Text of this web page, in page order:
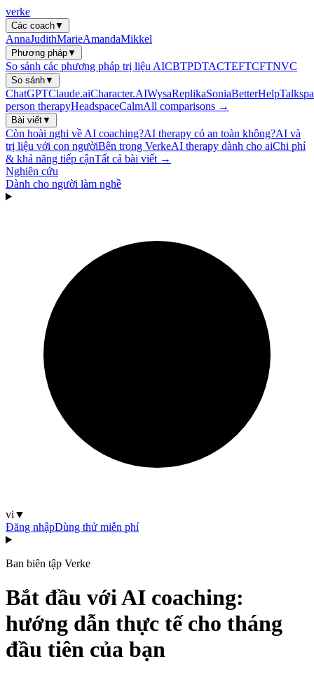
verke
Các coach▼
AnnaJudithMarieAmandaMikkel
Phương pháp▼
So sánh các phương pháp trị liệu AICBTPDTACTEFTCFTNVC
So sánh▼
ChatGPTClaude.aiCharacter.AIWysaReplikaSoniaBetterHelp
person therapyHeadspaceCalmAll comparisons →
Bài viết▼
Còn hoài nghi về AI coaching?AI therapy có an toàn không?AI và
trị liệu với con ngườiBên trong VerkeAI therapy dành cho aiChi phí
& khả năng tiếp cậnTất cả bài viết →
Nghiên cứu
Dành cho người làm nghề
vi ▼
Đăng nhậpDùng thử miễn phí
Ban biên tập Verke
Bắt đầu với AI coaching:
hướng dẫn thực tế cho tháng
đầu tiên của bạn